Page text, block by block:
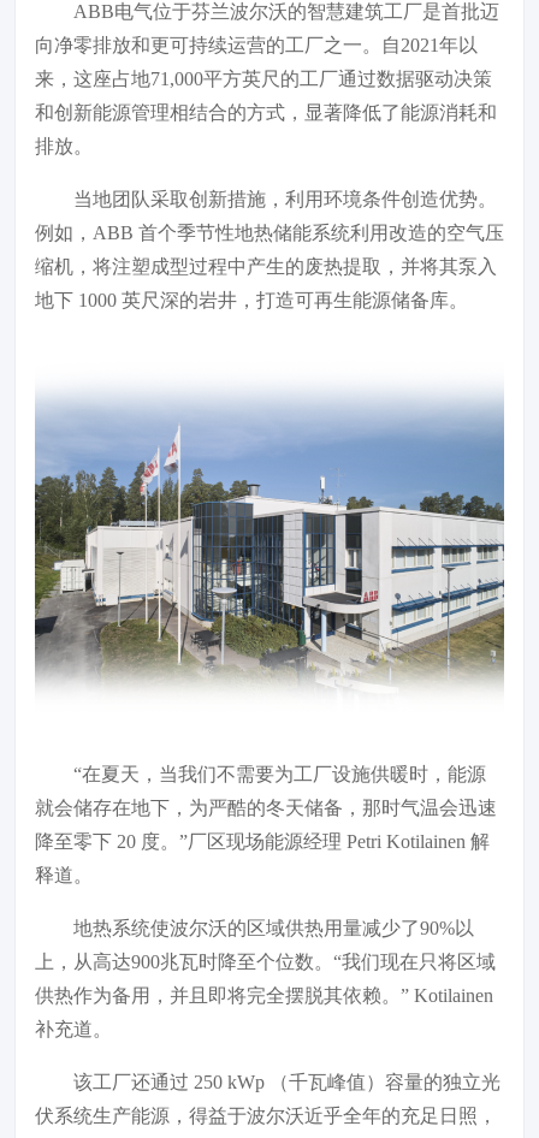
ABB电气位于芬兰波尔沃的智慧建筑工厂是首批迈
向净零排放和更可持续运营的工厂之一。自2021年以
来，这座占地71,000平方英尺的工厂通过数据驱动决策
和创新能源管理相结合的方式，显著降低了能源消耗和
排放。
当地团队采取创新措施，利用环境条件创造优势。
例如，ABB 首个季节性地热储能系统利用改造的空气压
缩机，将注塑成型过程中产生的废热提取，并将其泵入
地下 1000 英尺深的岩井，打造可再生能源储备库。
“在夏天，当我们不需要为工厂设施供暖时，能源
就会储存在地下，为严酷的冬天储备，那时气温会迅速
降至零下 20 度。”厂区现场能源经理 Petri Kotilainen 解
释道。
地热系统使波尔沃的区域供热用量减少了90%以
上，从高达900兆瓦时降至个位数。“我们现在只将区域
供热作为备用，并且即将完全摆脱其依赖。” Kotilainen
补充道。
该工厂还通过 250 kWp （千瓦峰值）容量的独立光
伏系统生产能源，得益于波尔沃近乎全年的充足日照，